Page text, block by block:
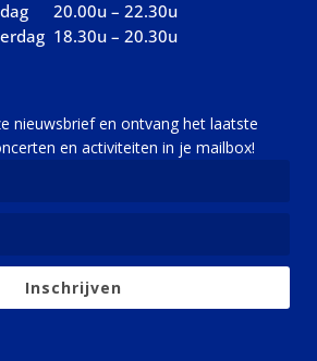
20.00u – 22.30u
18.30u – 20.30u
nieuwsbrief en ontvang het laatste
en activiteiten in je mailbox!
Inschrijven